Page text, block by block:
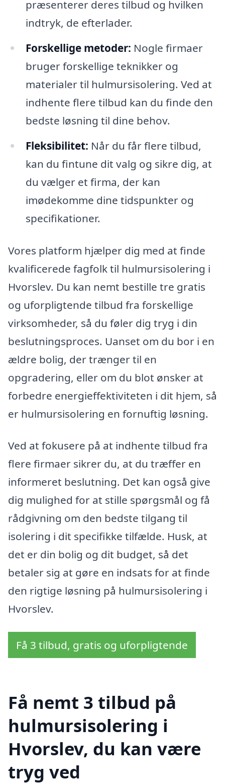
præsenterer deres tilbud og hvilken
indtryk, de efterlader.
Forskellige metoder: Nogle firmaer
bruger forskellige teknikker og
materialer til hulmursisolering. Ved at
indhente flere tilbud kan du finde den
bedste løsning til dine behov.
Fleksibilitet: Når du får flere tilbud,
kan du fintune dit valg og sikre dig, at
du vælger et firma, der kan
imødekomme dine tidspunkter og
specifikationer.
Vores platform hjælper dig med at finde
kvalificerede fagfolk til hulmursisolering i
Hvorslev. Du kan nemt bestille tre gratis
og uforpligtende tilbud fra forskellige
virksomheder, så du føler dig tryg i din
beslutningsproces. Uanset om du bor i en
ældre bolig, der trænger til en
opgradering, eller om du blot ønsker at
forbedre energieffektiviteten i dit hjem, så
er hulmursisolering en fornuftig løsning.
Ved at fokusere på at indhente tilbud fra
flere firmaer sikrer du, at du træffer en
informeret beslutning. Det kan også give
dig mulighed for at stille spørgsmål og få
rådgivning om den bedste tilgang til
isolering i dit specifikke tilfælde. Husk, at
det er din bolig og dit budget, så det
betaler sig at gøre en indsats for at finde
den rigtige løsning på hulmursisolering i
Hvorslev.
Få 3 tilbud, gratis og uforpligtende
Få nemt 3 tilbud på
hulmursisolering i
Hvorslev, du kan være
tryg ved